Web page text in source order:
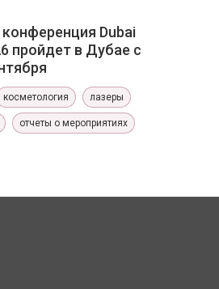
Dubai
пройдет в Дубае с
косметология лазеры
отчеты о мероприятиях